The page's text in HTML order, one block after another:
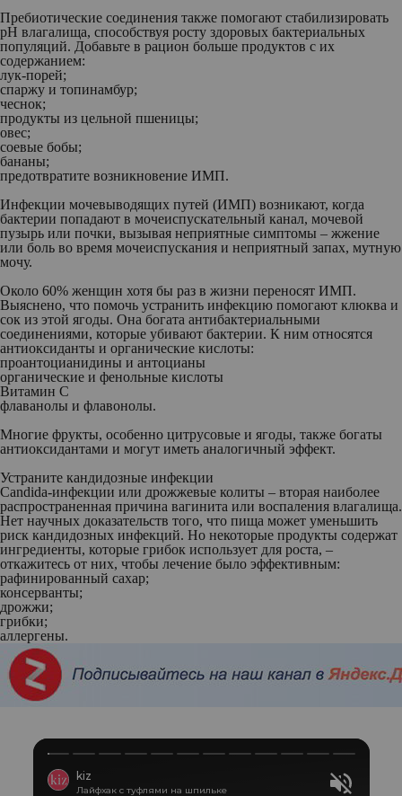
Пребиотические соединения также помогают стабилизировать
рН влагалища, способствуя росту здоровых бактериальных
популяций. Добавьте в рацион больше продуктов с их
содержанием:
лук-порей;
спаржу и топинамбур;
чеснок;
продукты из цельной пшеницы;
овес;
соевые бобы;
бананы;
предотвратите возникновение ИМП.
Инфекции мочевыводящих путей (ИМП) возникают, когда
бактерии попадают в мочеиспускательный канал, мочевой
пузырь или почки, вызывая неприятные симптомы – жжение
или боль во время мочеиспускания и неприятный запах, мутную
мочу.
Около 60% женщин хотя бы раз в жизни переносят ИМП.
Выяснено, что помочь устранить инфекцию помогают клюква и
сок из этой ягоды. Она богата антибактериальными
соединениями, которые убивают бактерии. К ним относятся
антиоксиданты и органические кислоты:
проантоцианидины и антоцианы
органические и фенольные кислоты
Витамин С
флаванолы и флавонолы.
Многие фрукты, особенно цитрусовые и ягоды, также богаты
антиоксидантами и могут иметь аналогичный эффект.
Устраните кандидозные инфекции
Candida-инфекции или дрожжевые колиты – вторая наиболее
распространенная причина вагинита или воспаления влагалища.
Нет научных доказательств того, что пища может уменьшить
риск кандидозных инфекций. Но некоторые продукты содержат
ингредиенты, которые грибок использует для роста, –
откажитесь от них, чтобы лечение было эффективным:
рафинированный сахар;
консерванты;
дрожжи;
грибки;
аллергены.